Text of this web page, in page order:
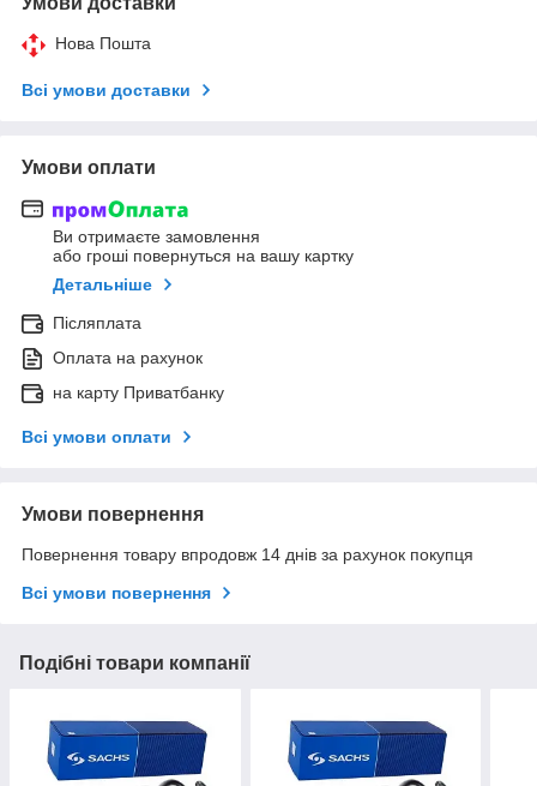
Нова Пошта
Всі умови доставки
Умови оплати
Ви отримаєте замовлення
або гроші повернуться на вашу картку
Детальніше
Післяплата
Оплата на рахунок
на карту Приватбанку
Всі умови оплати
Умови повернення
Повернення товару впродовж 14 днів за рахунок покупця
Всі умови повернення
Подібні товари компанії